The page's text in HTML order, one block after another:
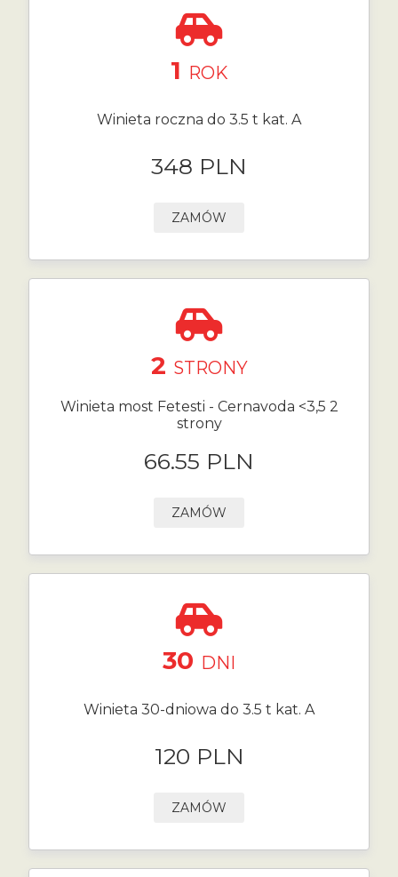
1 ROK
Winieta roczna do 3.5 t kat. A
348 PLN
ZAMÓW
2 STRONY
Winieta most Fetesti - Cernavoda <3,5 2
strony
66.55 PLN
ZAMÓW
30 DNI
Winieta 30-dniowa do 3.5 t kat. A
120 PLN
ZAMÓW